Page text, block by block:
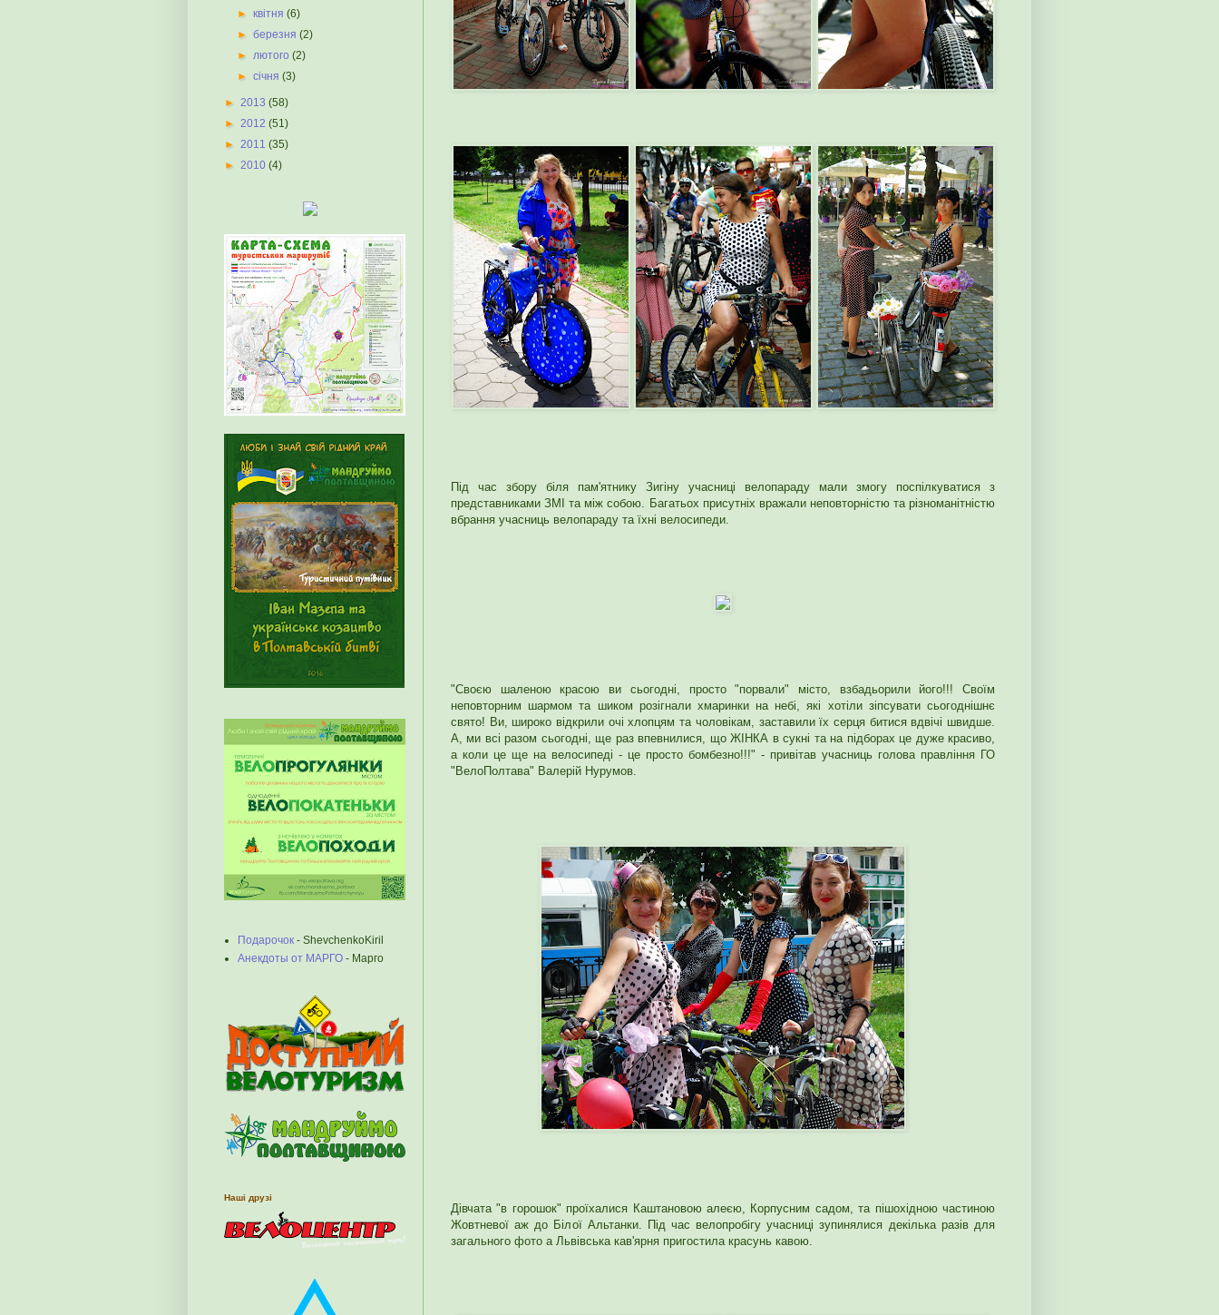
Під час збору біля пам'ятнику Зигіну учасниці велопараду мали змогу поспілкуватися з
представниками ЗМІ та між собою. Багатьох присутніх вражали неповторністю та різноманітністю
вбрання учасниць велопараду та їхні велосипеди.
"Своєю шаленою красою ви сьогодні, просто "порвали" місто, взбадьорили його!!! Своїм
неповторним шармом та шиком розігнали хмаринки на небі, які хотіли зіпсувати сьогоднішнє
свято! Ви, широко відкрили очі хлопцям та чоловікам, заставили їх серця битися вдвічі швидше.
А, ми всі разом сьогодні, ще раз впевнилися, що ЖІНКА в сукні та на підборах це дуже красиво,
а коли це ще на велосипеді - це просто бомбезно!!!" - привітав учасниць голова правління ГО
"ВелоПолтава" Валерій Нурумов.
Дівчата "в горошок" проїхалися Каштановою алеєю, Корпусним садом, та пішохідною частиною
Жовтневої аж до Білої Альтанки. Під час велопробігу учасниці зупинялися декілька разів для
загального фото а Львівська кав'ярня пригостила красунь кавою.
►квітня(6)
►березня(2)
►лютого(2)
►січня(3)
► 2013 (58)
► 2012 (51)
► 2011 (35)
► 2010 (4)
Подарочок - ShevchenkoKiril
Анекдоты от МАРГО - Марго
Наші друзі